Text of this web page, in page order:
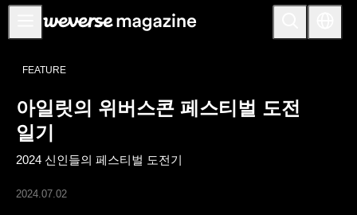
공지사항
FEATURE
INTERVIEW
REVIEW
INTERACTIVE
FEATURE
아일릿의 위버스콘 페스티벌 도전
일기
2024 신인들의 페스티벌 도전기
2024.07.02